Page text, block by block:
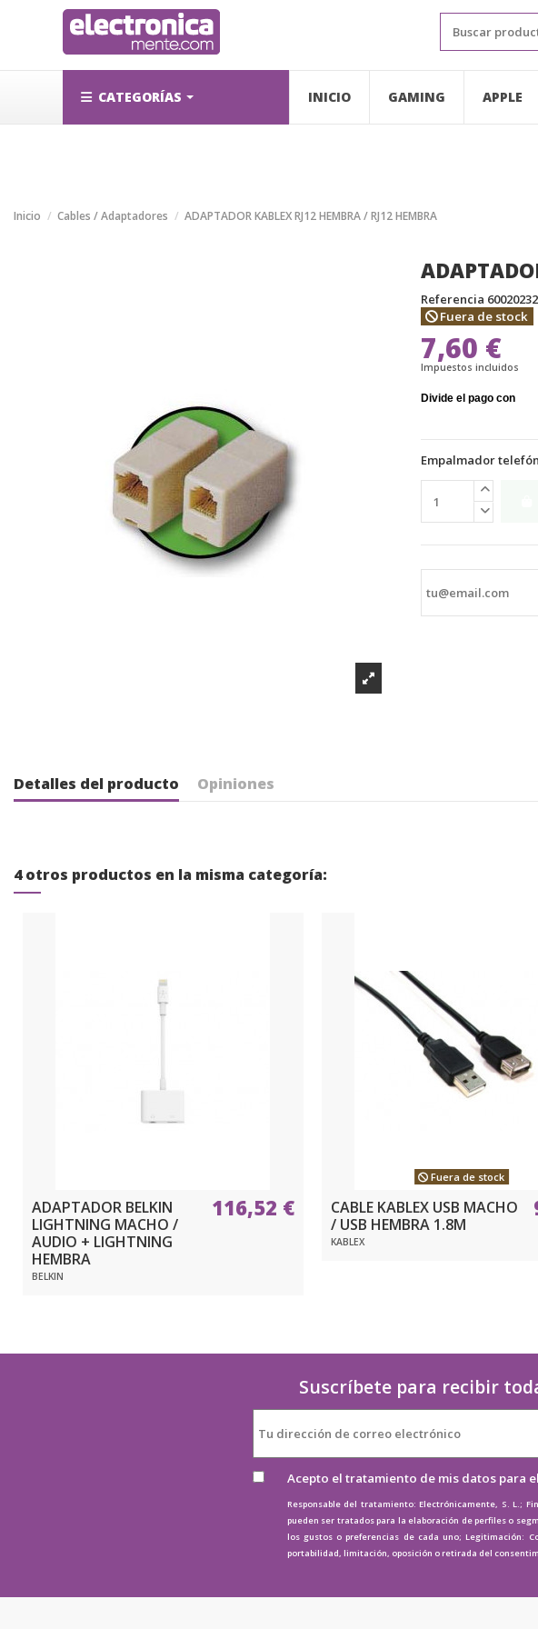
CATEGORÍAS INICIO GAMING APPLE
Inicio Cables / Adaptadores ADAPTADOR KABLEX RJ12 HEMBRA / RJ12 HEMBRA
Referencia 60020232
Fuera de stock
7,60 €
Impuestos incluidos
Empalmador
Detalles del producto Opiniones
4 otros productos en la misma categoría:
ADAPTADOR BELKIN
LIGHTNING MACHO /
AUDIO + LIGHTNING
HEMBRA
BELKIN
116,52 €
Fuera de stock
CABLE KABLEX USB MACHO
/ USB HEMBRA 1.8M
KABLEX
Suscríbete para recibir
Acepto el tratamiento de mis datos para
Responsable del tratamiento: Electrónicamente, S. L.;
pueden ser tratados para la elaboración de perfiles o
los gustos o preferencias de cada uno; Legitimación:
portabilidad, limitación, oposición o retirada del